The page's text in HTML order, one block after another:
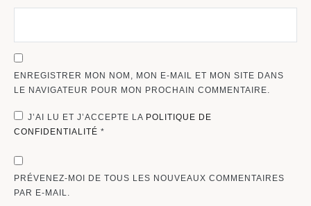
ENREGISTRER MON NOM, MON E-MAIL ET MON SITE DANS
LE NAVIGATEUR POUR MON PROCHAIN COMMENTAIRE.
J’AI LU ET J’ACCEPTE LA POLITIQUE DE
CONFIDENTIALITÉ *
PRÉVENEZ-MOI DE TOUS LES NOUVEAUX COMMENTAIRES
PAR E-MAIL.